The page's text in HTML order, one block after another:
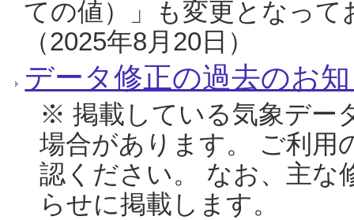
ての値）」も変更となっ
（2025年8月20日）
データ修正の過去のお
※ 掲載している気象デー
場合があります。 ご利用
認ください。 なお、主な
らせに掲載します。